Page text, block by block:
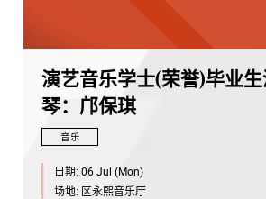
演艺音乐学士(荣誉)毕业
琴：邝保琪
音乐
日期: 06 Jul (Mon)
场地: 区永熙音乐厅